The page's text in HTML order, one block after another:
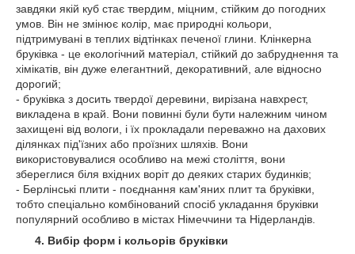
завдяки якій куб стає твердим, міцним, стійким до погодних
умов. Він не змінює колір, має природні кольори,
підтримувані в теплих відтінках печеної глини. Клінкерна
бруківка - це екологічний матеріал, стійкий до забруднення та
хімікатів, він дуже елегантний, декоративний, але відносно
дорогий;
- бруківка з досить твердої деревини, вирізана навхрест,
викладена в край. Вони повинні були бути належним чином
захищені від вологи, і їх прокладали переважно на дахових
ділянках під'їзних або проїзних шляхів. Вони
використовувалися особливо на межі століття, вони
збереглися біля вхідних воріт до деяких старих будинків;
- Берлінські плити - поєднання кам'яних плит та бруківки,
тобто спеціально комбінований спосіб укладання бруківки
популярний особливо в містах Німеччини та Нідерландів.
4. Вибір форм і кольорів бруківки